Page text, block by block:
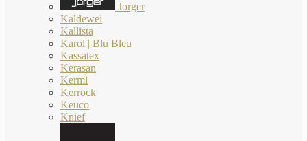
Jorger
Kaldewei
Kallista
Karol | Blu Bleu
Kassatex
Kerasan
Kermi
Kerrock
Keuco
Knief